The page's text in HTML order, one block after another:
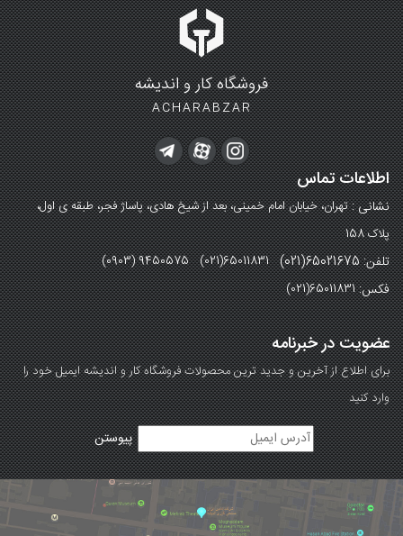
فروشگاه کار و اندیشه
ACHARABZAR
اطلاعات تماس
نشانی :تهران، خیابان امام خمینی، بعد از شیخ هادی، پاساژ فجر، طبقه ی اول،
پلاک 158
تلفن: 65021675(021) (0903) 9450575 (021)65011831
فکس:(021)65011831
عضویت در خبرنامه
برای اطلاع از آخرین و جدید ترین محصولات فروشگاه کار و اندیشه ایمیل خود را
وارد کنید